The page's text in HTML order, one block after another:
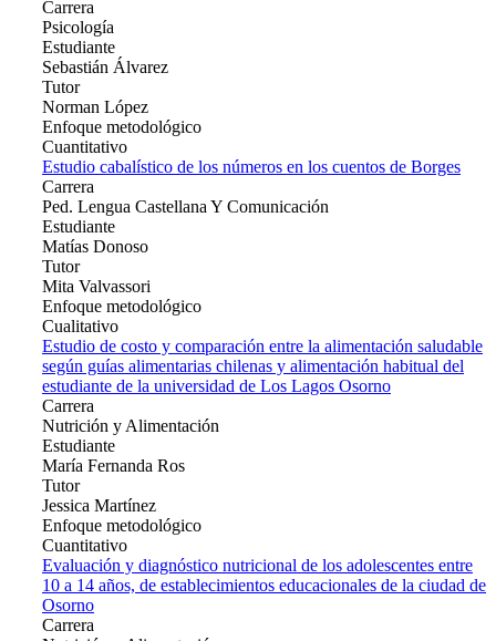
Carrera
Psicología
Estudiante
Sebastián Álvarez
Tutor
Norman López
Enfoque metodológico
Cuantitativo
Estudio cabalístico de los números en los cuentos de Borges
Carrera
Ped. Lengua Castellana Y Comunicación
Estudiante
Matías Donoso
Tutor
Mita Valvassori
Enfoque metodológico
Cualitativo
Estudio de costo y comparación entre la alimentación saludable
según guías alimentarias chilenas y alimentación habitual del
estudiante de la universidad de Los Lagos Osorno
Carrera
Nutrición y Alimentación
Estudiante
María Fernanda Ros
Tutor
Jessica Martínez
Enfoque metodológico
Cuantitativo
Evaluación y diagnóstico nutricional de los adolescentes entre
10 a 14 años, de establecimientos educacionales de la ciudad de
Osorno
Carrera